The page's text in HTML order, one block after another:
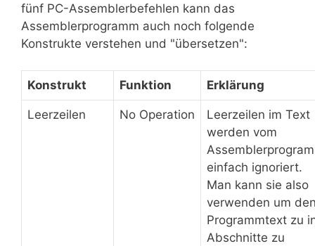
fünf PC-Assemblerbefehlen kann das
Assemblerprogramm auch noch folgende
Konstrukte verstehen und "übersetzen":
Konstrukt Funktion Erklärung
Leerzeilen No Operation
Leerzeilen im Text
werden vom
einfach ignoriert.
Man kann sie also
verwenden um
Programmtext zu
Abschnitte zu